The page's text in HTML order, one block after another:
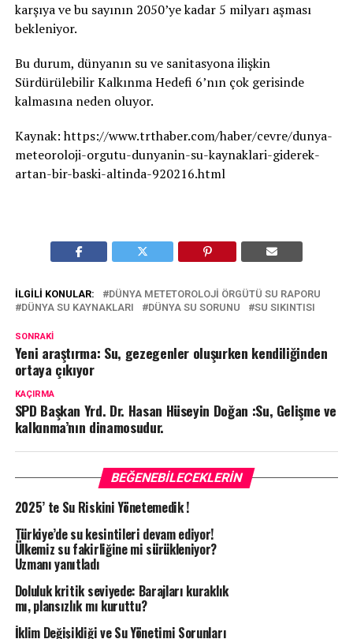
karşıya ve bu sayının 2050’ye kadar 5 milyarı aşması
bekleniyor.
Bu durum, dünyanın su ve sanitasyona ilişkin
Sürdürülebilir Kalkınma Hedefi 6’nın çok gerisinde
kalmasına neden oluyor.
Kaynak: https://www.trthaber.com/haber/cevre/dunya-
meteoroloji-orgutu-dunyanin-su-kaynaklari-giderek-
artan-bir-baski-altinda-920216.html
İLGILI KONULAR:
DÜNYA METETOROLOJI ÖRGÜTÜ SU RAPORU
DÜNYA SU KAYNAKLARI
DÜNYA SU SORUNU SU SIKINTISI
SONRAKI
Yeni araştırma: Su, gezegenler oluşurken kendiliğinden
ortaya çıkıyor
KAÇIRMA
SPD Başkan Yrd. Dr. Hasan Hüseyin Doğan :Su, Gelişme ve
kalkınma’nın dinamosudur.
BEĞENEBILECEKLERIN
2025’ te Su Riskini Yönetemedik !
Türkiye’de su kesintileri devam ediyor!
Ülkemiz su fakirliğine mi sürükleniyor?
Uzmanı yanıtladı
Doluluk kritik seviyede: Barajları kuraklık
mı, plansızlık mı kuruttu?
İklim Değişikliği ve Su Yönetimi Sorunları